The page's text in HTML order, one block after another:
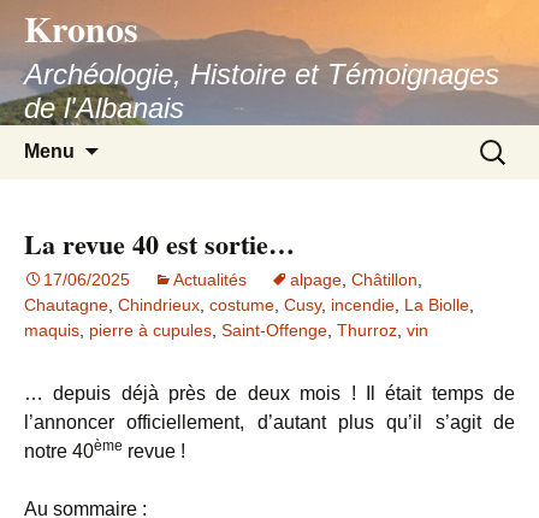
contenu
Kronos
Archéologie, Histoire et Témoignages
de l'Albanais
Menu
La revue 40 est sortie…
17/06/2025 Actualités alpage Châtillon
Chautagne Chindrieux costume Cusy, incendie La Biolle
maquis pierre à cupules Saint-Offenge Thurroz vin
… depuis déjà près de deux mois ! Il était temps de
l’annoncer officiellement, d’autant plus qu’il s’agit de
notre 40ème revue !
Au sommaire :